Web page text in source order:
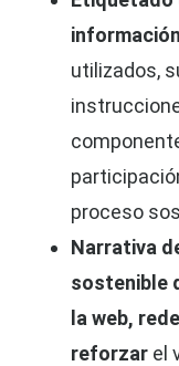
utilizados,
proceso
Narrativa
sostenible
la web,
reforzar el